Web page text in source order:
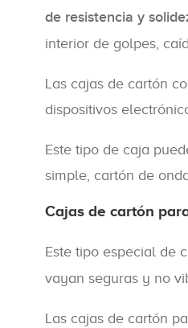
de resistencia y
interior de golpes,
Las cajas de cartón
dispositivos
Este tipo de caja
simple, cartón de
Cajas de cartón
Este tipo especial de
vayan seguras y no
Las cajas de cartón